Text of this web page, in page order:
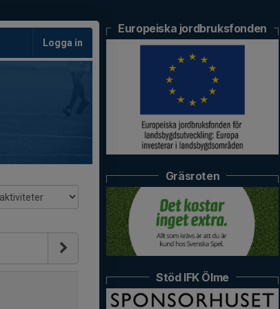
Logga in
Europeiska jordbruksfonden
Gräsroten
Stöd IFK Ölme